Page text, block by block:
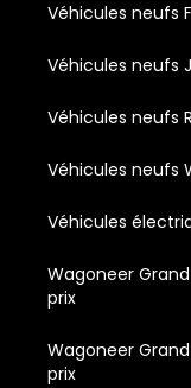
Véhicules neufs
Véhicules neufs
Véhicules neufs
Véhicules neufs
Véhicules
Wagoneer
prix
Wagoneer
prix